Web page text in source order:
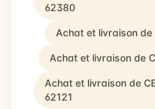
62380
Achat et livraison de
Achat et livraison de
Achat et livraison de
62121